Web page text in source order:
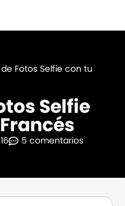
Fotos Selfie con tu
Selfie
5 comentarios